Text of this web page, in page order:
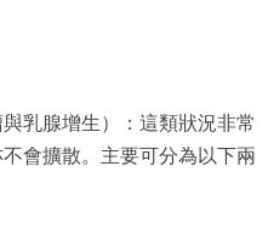
乳腺增生）：這類狀況非常
會擴散。主要可分為以下兩